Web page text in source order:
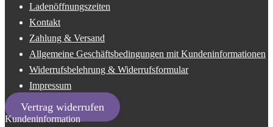
Ladenöffnungszeiten
Kontakt
Zahlung & Versand
Allgemeine Geschäftsbedingungen mit Kundeninformationen
Widerrufsbelehrung & Widerrufsformular
Impressum
Vertrag widerrufen
Kundeninformation